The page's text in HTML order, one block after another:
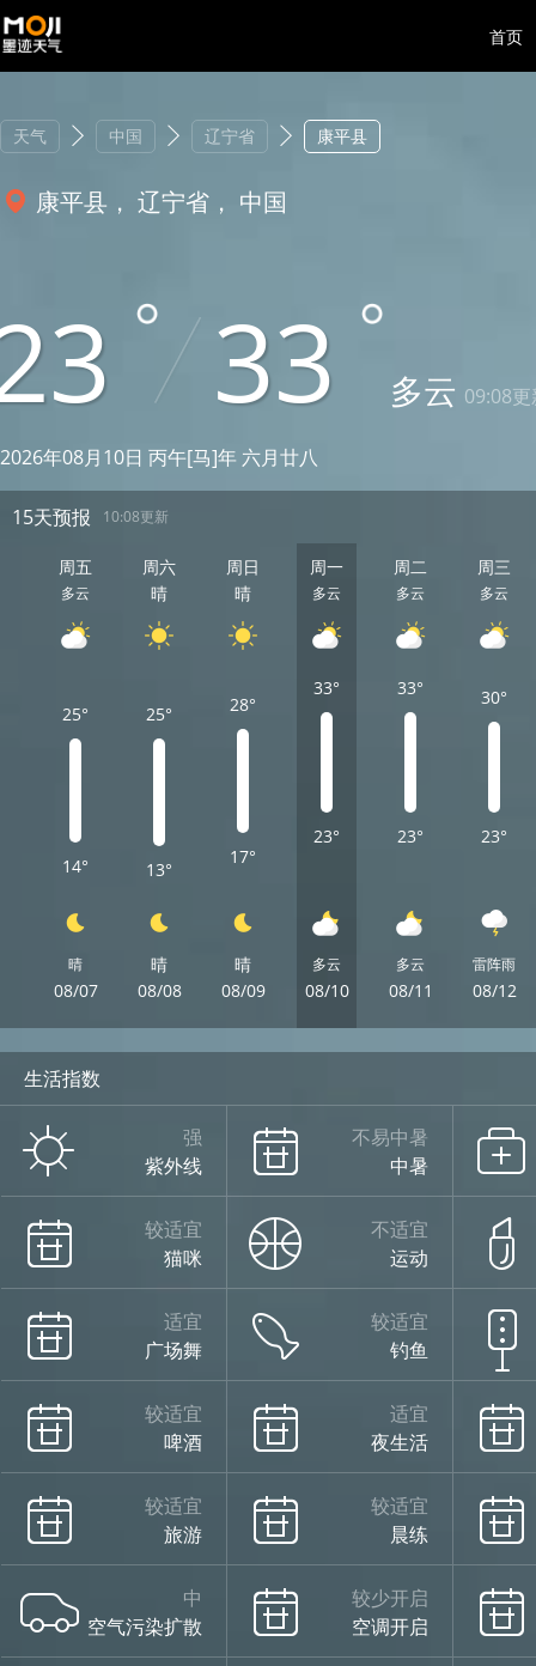
首页
天气 中国 辽宁省 康平县
康平县， 辽宁省， 中国
33 多云 09:08
2026年08月10日 丙午[马]年 六月廿八
15天预报 10:08更新
周五
多云
25°
14°
晴
08/07
周六
晴
25°
13°
晴
08/08
周日
晴
28°
17°
晴
08/09
周一
多云
33°
23°
多云
08/10
周二
多云
33°
23°
多云
08/11
周三
多云
30°
23°
雷阵雨
08/12
生活指数
强
紫外线
不易中暑
中暑
较适宜
猫咪
不适宜
运动
适宜
广场舞
较适宜
钓鱼
较适宜
啤酒
适宜
夜生活
较适宜
旅游
较适宜
晨练
中
空气污染扩散
较少开启
空调开启